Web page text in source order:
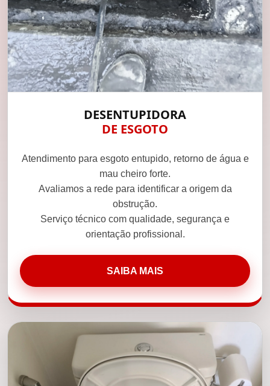
DESENTUPIDORA
DE ESGOTO
Atendimento para esgoto entupido, retorno de água e
mau cheiro forte.
Avaliamos a rede para identificar a origem da
obstrução.
Serviço técnico com qualidade, segurança e
orientação profissional.
SAIBA MAIS